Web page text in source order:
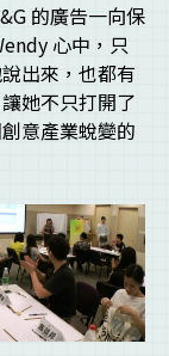
的廣告一向保
心中，只
出來，也都有
她不只打開了
意產業蛻變的